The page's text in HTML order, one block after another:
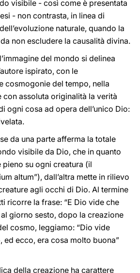
visibile - così come è presentata
- non contrasta, in linea di
naturale, quando la
non escludere la causalità divina.
del mondo si delinea
ispirato, con le
cosmogonie del tempo, nella
con assoluta originalità la verità
ogni cosa ad opera dell’unico Dio:
da una parte afferma la totale
visibile da Dio, che in quanto
su ogni creatura (il
altum”), dall’altra mette in rilievo
agli occhi di Dio. Al termine
ricorre la frase: “E Dio vide che
al giorno sesto, dopo la creazione
cosmo, leggiamo: “Dio vide
ed ecco, era cosa molto buona”
della creazione ha carattere